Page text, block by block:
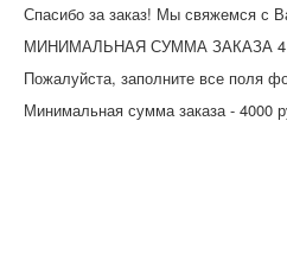
Спасибо за заказ! Мы свяжемся с
МИНИМАЛЬНАЯ СУММА ЗАКАЗА 4
Пожалуйста, заполните все поля
Минимальная сумма заказа - 4000